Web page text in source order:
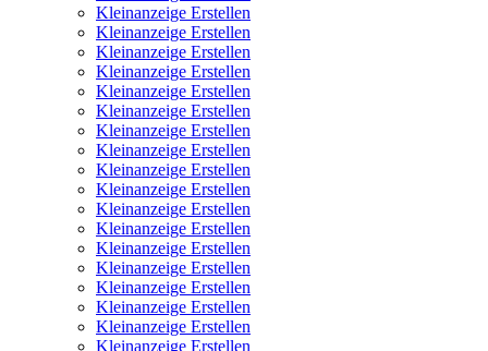
Kleinanzeige Erstellen
Kleinanzeige Erstellen
Kleinanzeige Erstellen
Kleinanzeige Erstellen
Kleinanzeige Erstellen
Kleinanzeige Erstellen
Kleinanzeige Erstellen
Kleinanzeige Erstellen
Kleinanzeige Erstellen
Kleinanzeige Erstellen
Kleinanzeige Erstellen
Kleinanzeige Erstellen
Kleinanzeige Erstellen
Kleinanzeige Erstellen
Kleinanzeige Erstellen
Kleinanzeige Erstellen
Kleinanzeige Erstellen
Kleinanzeige Erstellen